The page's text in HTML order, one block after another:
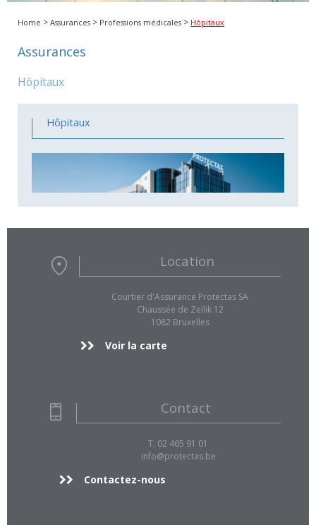
Home > Assurances > Professions médicales > Hôpitaux
Assurances
Hôpitaux
Hôpitaux
Location
Courtier d'Assurance Protectas SA
Chaussée de Zellik 12
1082 Bruxelles
Voir la carte
Contact
T. 02 465 91 01
info@protectas.be
Contactez-nous